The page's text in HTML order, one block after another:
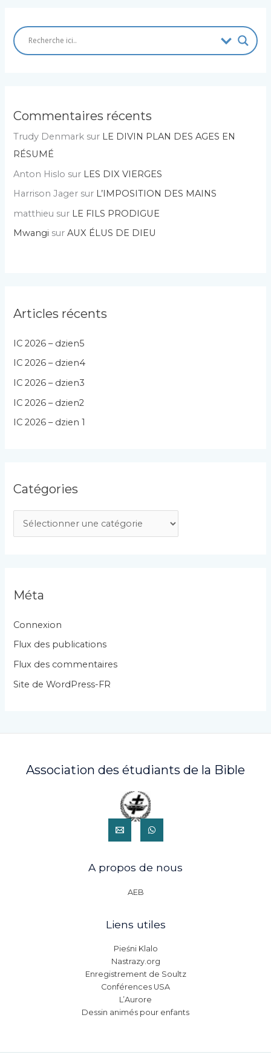
Commentaires récents
Trudy Denmark sur LE DIVIN PLAN DES AGES EN
RÉSUMÉ
Anton Hislo sur LES DIX VIERGES
Harrison Jager sur L’IMPOSITION DES MAINS
matthieu sur LE FILS PRODIGUE
Mwangi surAUX ÉLUS DE DIEU
Articles récents
IC 2026 – dzien5
IC 2026 – dzien4
IC 2026 – dzien3
IC 2026 – dzien2
IC 2026 – dzien 1
Catégories
a
g
r
i
e
Méta
Connexion
Flux des publications
Flux des commentaires
Site de WordPress-FR
Association des étudiants de la Bible
A propos de nous
AEB
Liens utiles
Pieśni Klalo
Nastrazy.org
Enregistrement de Soultz
Conférences USA
L’Aurore
Dessin animés pour enfants